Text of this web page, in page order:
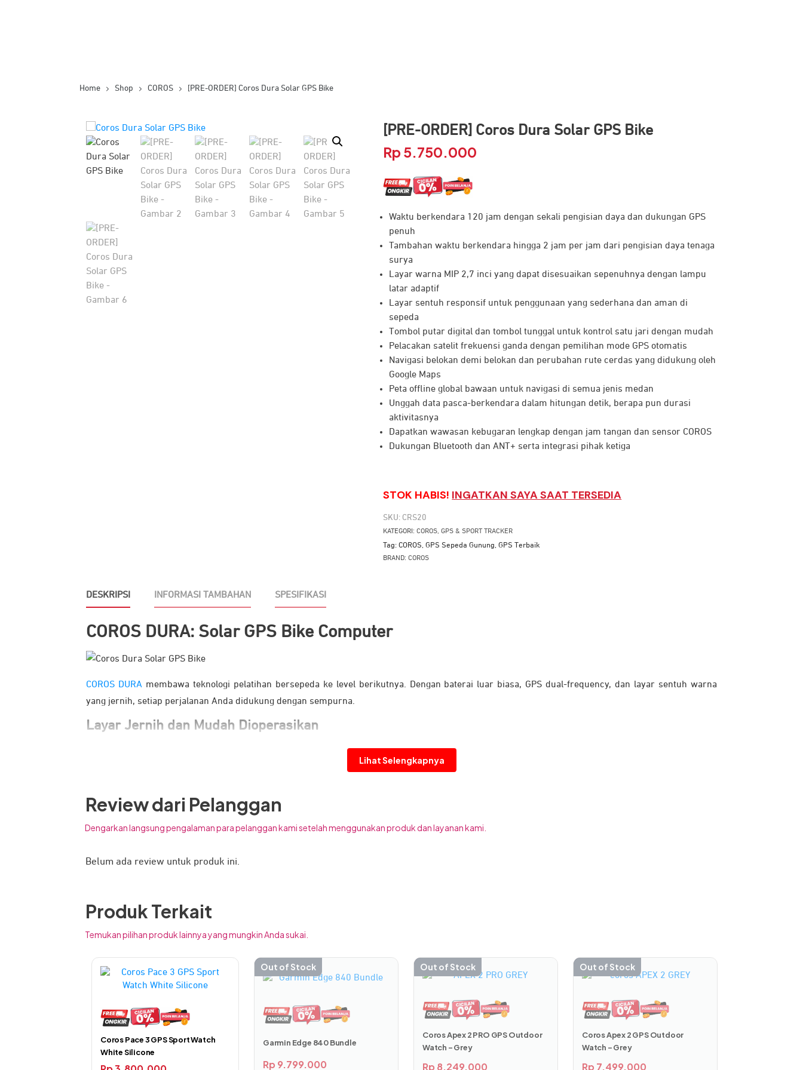
Home Shop COROS [PRE-ORDER] Coros Dura Solar GPS Bike
[PRE-ORDER] Coros Dura Solar GPS Bike
Rp 5.750.000
Waktu berkendara 120 jam dengan sekali pengisian daya dan dukungan GPS
penuh
Tambahan waktu berkendara hingga 2 jam per jam dari pengisian daya tenaga
surya
Layar warna MIP 2,7 inci yang dapat disesuaikan sepenuhnya dengan lampu
latar adaptif
Layar sentuh responsif untuk penggunaan yang sederhana dan aman di
sepeda
Tombol putar digital dan tombol tunggal untuk kontrol satu jari dengan mudah
Pelacakan satelit frekuensi ganda dengan pemilihan mode GPS otomatis
Navigasi belokan demi belokan dan perubahan rute cerdas yang didukung oleh
Google Maps
Peta offline global bawaan untuk navigasi di semua jenis medan
Unggah data pasca-berkendara dalam hitungan detik, berapa pun durasi
aktivitasnya
Dapatkan wawasan kebugaran lengkap dengan jam tangan dan sensor COROS
Dukungan Bluetooth dan ANT+ serta integrasi pihak ketiga
STOK HABIS! INGATKAN SAYA SAAT TERSEDIA
SKU: CRS20
KATEGORI:COROS,GPS & SPORT TRACKER
Tag:COROS ,GPS Sepeda Gunung ,GPS Terbaik
BRAND:COROS
DESKRIPSI INFORMASI TAMBAHAN SPESIFIKASI
COROS DURA: Solar GPS Bike Computer
COROS DURAmembawa teknologi pelatihan bersepeda ke level berikutnya. Dengan baterai luar biasa, GPS dual-frequency, dan layar sentuh warna
yang jernih, setiap perjalanan Anda didukung dengan sempurna.
Layar Jernih dan Mudah Dioperasikan
ini hadir dengan layar sentuh berwarna MIP 2,7 inci yang dapat dikustomisasi sepenuhnya, memberikan visibilitas luar biasa saat
berkendara di bawah sinar matahari maupun di dalam ruangan berkat fitur adaptive backlight.
Selain itu, tombol tunggal dan dial digital dirancang agar tetap mudah dioperasikan meski mengenakan sarung tangan atau saat cuaca buruk.
Desain Ringan dan Tangguh
Lihat Selengkapnya
Review dari Pelanggan
Dengarkan langsung pengalaman para pelanggan kami setelah menggunakan produk dan layanan kami.
Belum ada review untuk produk ini.
Produk Terkait
Temukan pilihan produk lainnya yang mungkin Anda sukai.
Coros Pace 3 GPS Sport Watch
White Silicone
Out of Stock
Garmin Edge 840 Bundle
Rp 9.799.000
Out of Stock
Coros Apex 2 PRO GPS Outdoor
Watch – Grey
Rp 8.249.000
Out of Stock
Coros Apex 2 GPS Outdoor
Watch – Grey
Rp 7.499.000